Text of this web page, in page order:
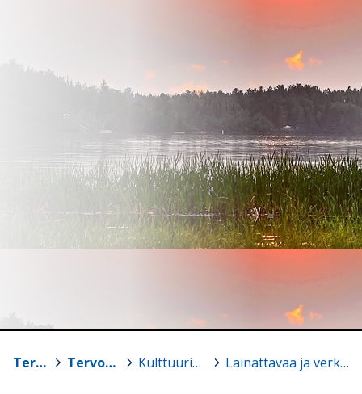
Tervo Tervon Yhtenäiskoulu > Kulttuurikasvatussuunnitelma > Lainattavaa ja verkkomateriaalia